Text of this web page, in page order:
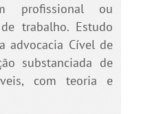
profissional ou
trabalho. Estudo
advocacia Cível de
substanciada de
com teoria e